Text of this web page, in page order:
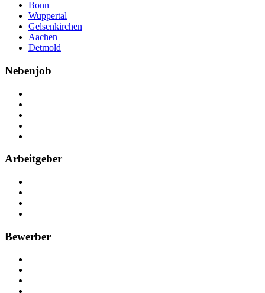
Bonn
Wuppertal
Gelsenkirchen
Aachen
Detmold
Nebenjob
Arbeitgeber
Bewerber